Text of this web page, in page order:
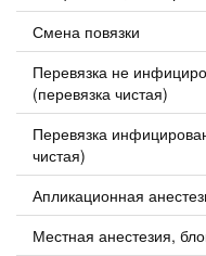
Смена повязки
Перевязка не
(перевязка чистая)
Перевязка
чистая)
Апликационная
Местная анестезия,